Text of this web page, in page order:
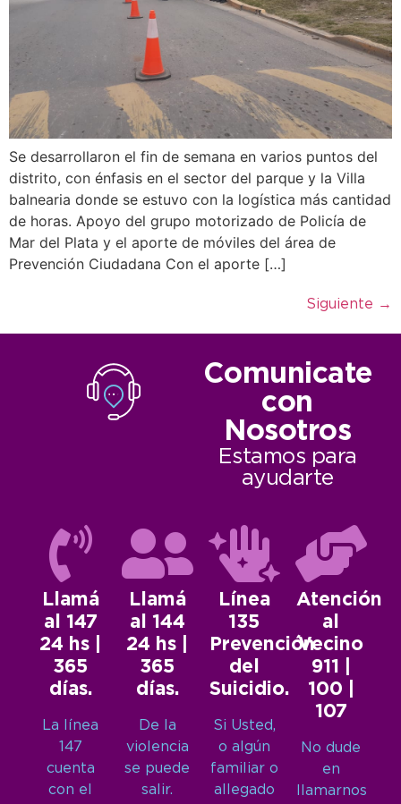
Se desarrollaron el fin de semana en varios puntos del
distrito, con énfasis en el sector del parque y la Villa
balnearia donde se estuvo con la logística más cantidad
de horas. Apoyo del grupo motorizado de Policía de
Mar del Plata y el aporte de móviles del área de
Prevención Ciudadana Con el aporte […]
Siguiente →
Comunicate
con
Nosotros
Estamos para
ayudarte
Llamá
al 147
24 hs |
365
días.
La línea
147
cuenta
con el
Llamá
al 144
24 hs |
365
días.
De la
violencia
se puede
salir.
Línea
135
Prevención
del
Suicidio.
Si Usted,
o algún
familiar o
allegado
Atención
al
Vecino
911 |
100 |
107
No dude
en
llamarnos